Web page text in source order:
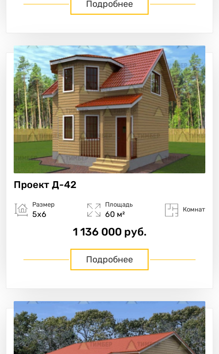
Подробнее
Проект Д-42
Размер
5х6
Площадь
60 м²
Комнат
1 136 000 руб.
Подробнее